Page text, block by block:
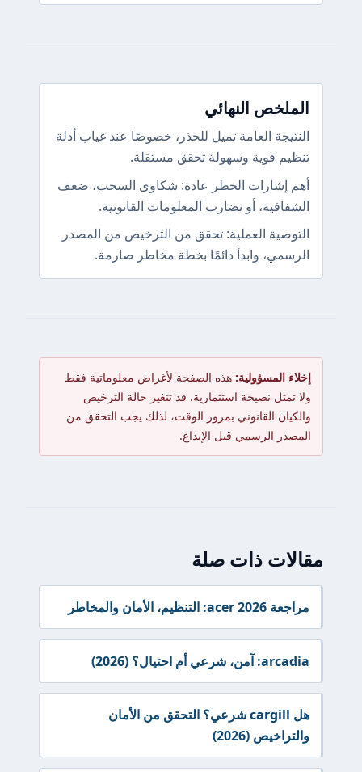
الملخص النهائي
النتيجة العامة تميل للحذر، خصوصًا عند غياب أدلة
تنظيم قوية وسهولة تحقق مستقلة.
أهم إشارات الخطر عادة: شكاوى السحب، ضعف
الشفافية، أو تضارب المعلومات القانونية.
التوصية العملية: تحقق من الترخيص من المصدر
الرسمي، وابدأ دائمًا بخطة مخاطر صارمة.
إخلاء المسؤولية: هذه الصفحة لأغراض معلوماتية فقط
ولا تمثل نصيحة استثمارية. قد تتغير حالة الترخيص
والكيان القانوني بمرور الوقت، لذلك يجب التحقق من
المصدر الرسمي قبل الإيداع.
مقالات ذات صلة
مراجعة acer 2026: التنظيم، الأمان والمخاطر
arcadia: آمن، شرعي أم احتيال؟ (2026)
هل cargill شرعي؟ التحقق من الأمان
والتراخيص (2026)